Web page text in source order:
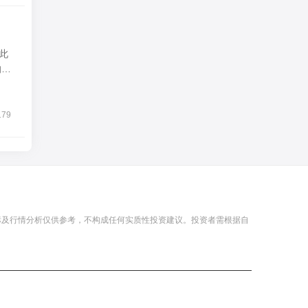
行情分析仅供参考，不构成任何实质性投资建议。投资者需根据自